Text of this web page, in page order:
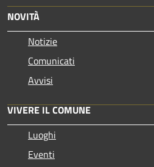
NOVITÀ
Notizie
Comunicati
Avvisi
VIVERE IL COMUNE
Luoghi
Eventi